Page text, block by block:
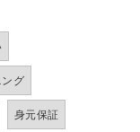
グ
身元保証